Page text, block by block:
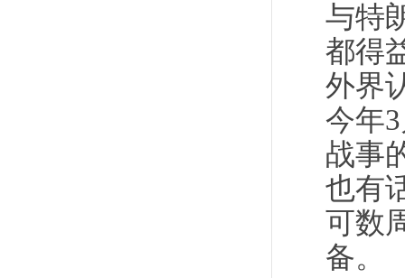
与特
都得
外界
今年
战事
也有
可数
备。